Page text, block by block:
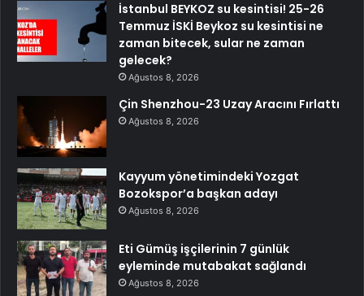
İstanbul BEYKOZ su kesintisi! 25-26
Temmuz İSKİ Beykoz su kesintisi ne
zaman bitecek, sular ne zaman
gelecek?
Ağustos 8, 2026
Çin Shenzhou-23 Uzay Aracını Fırlattı
Ağustos 8, 2026
Kayyum yönetimindeki Yozgat
Bozokspor’a başkan adayı
Ağustos 8, 2026
Eti Gümüş işçilerinin 7 günlük
eyleminde mutabakat sağlandı
Ağustos 8, 2026